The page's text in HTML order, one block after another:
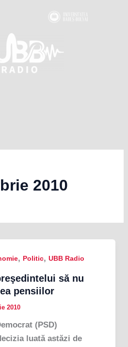
2010
, Politic, UBB Radio
să nu
pensiilor
2010
(PSD)
luată astăzi de